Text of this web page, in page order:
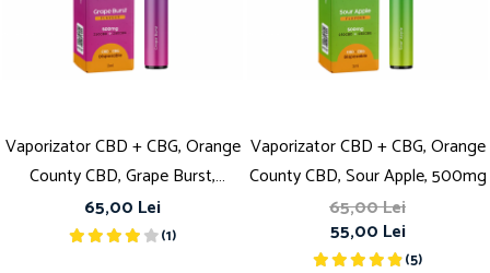
Vaporizator CBD + CBG, Orange
County CBD, Grape Burst,
500mg
65,00 Lei
(1)
Vaporizator CBD + CBG, Orange
County CBD, Sour Apple, 500mg
65,00 Lei
55,00 Lei
(5)